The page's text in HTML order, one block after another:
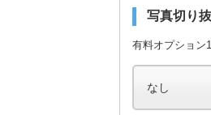
写真切り
有料オプション